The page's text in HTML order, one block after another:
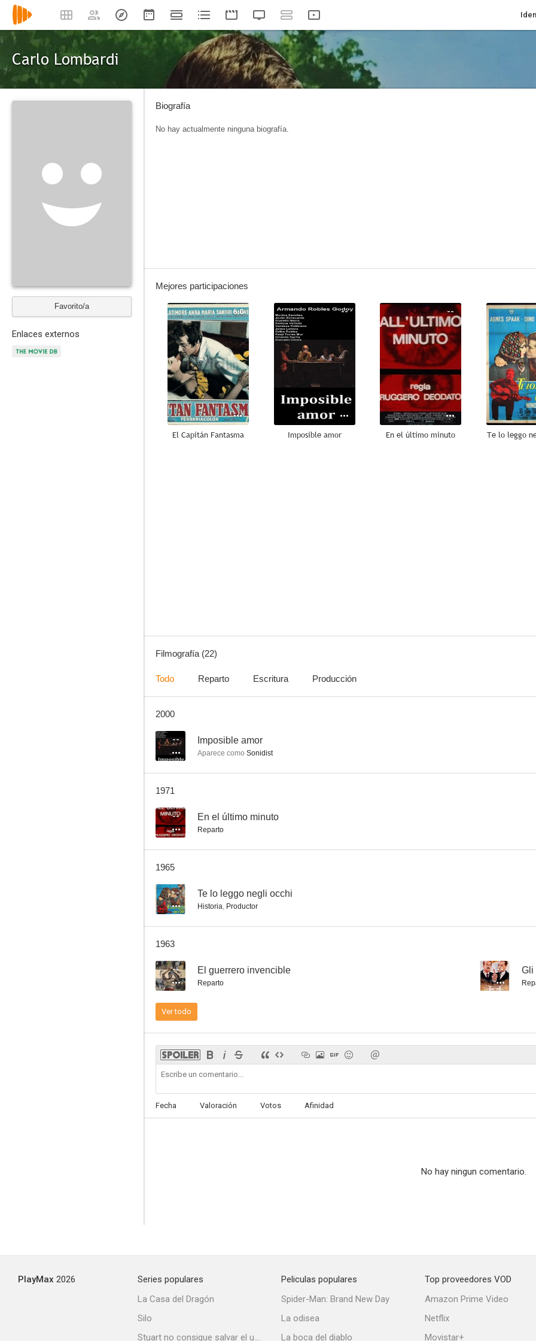
Carlo Lombardi
Favorito/a
Enlaces externos
Biografía
No hay actualmente ninguna biografía.
Mejores participaciones
6.0
El Capitán Fantasma
--
Imposible amor
--
En el último minuto Te lo leggo
L'allegro squadrone
Filmografía (22)
Todo Reparto Escritura Producción
2000
-- Imposible amor
Aparece como Sonidist
1971
-- En el último minuto
Reparto
1965
-- Te lo leggo negli occhi
Historia, Productor
1963
-- El guerrero invencible
Reparto
-- Gli
Ver todo
Fecha Valoración Votos Afinidad
No hay ningun comentario.
PlayMax 2026
Series populares
La Casa del Dragón
Silo
Stuart no consigue salvar el universo
Peliculas populares
Spider-Man: Brand New Day
La odisea
La boca del diablo
Top proveedores VOD
Amazon Prime Video
Netflix
Movistar+